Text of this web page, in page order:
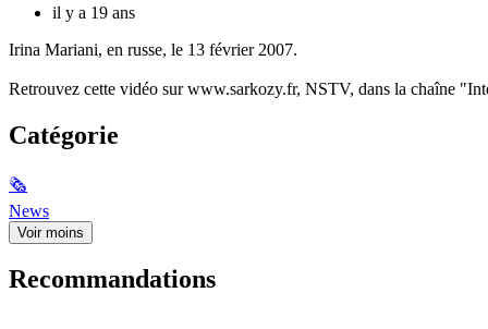
il y a 19 ans
Irina Mariani, en russe, le 13 février 2007.
Retrouvez cette vidéo sur www.sarkozy.fr, NSTV, dans la chaîne
Catégorie
🗞
News
Voir moins
Recommandations